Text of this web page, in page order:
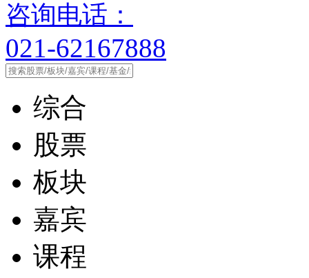
咨询电话：
021-62167888
综合
股票
板块
嘉宾
课程